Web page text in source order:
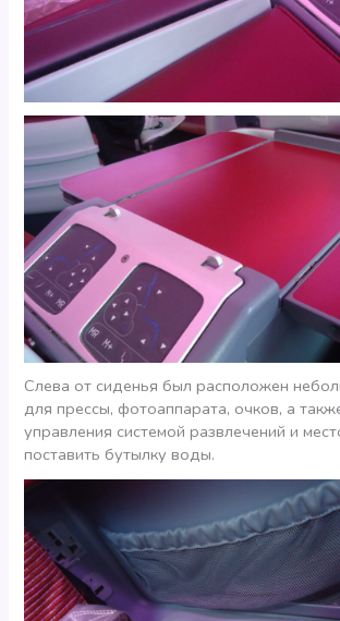
Слева от сиденья был расположен
для прессы, фотоаппарата, очков, а
управления системой развлечений и
поставить бутылку воды.